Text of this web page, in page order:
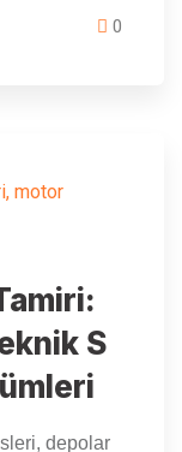
0
S
depolar